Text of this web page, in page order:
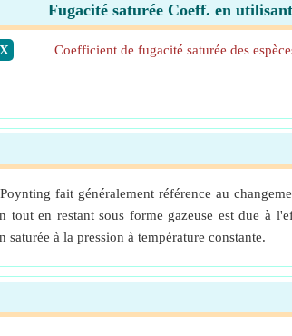
Fugacité saturée Coeff. en
Coefficient de fugacité saturée des
fait généralement référence au
tout en restant sous forme gazeuse est due à
saturée à la pression à température constante.